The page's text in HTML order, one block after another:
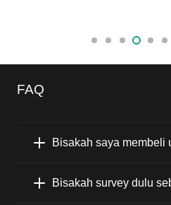
FAQ
Bisakah saya membeli
Bisakah survey dulu